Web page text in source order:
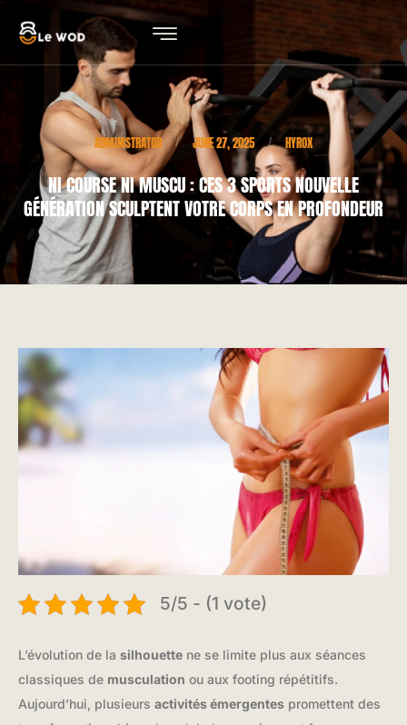
ADMINISTRATOR / JUNE 27, 2025 / HYROX
NI COURSE NI MUSCU : CES 3 SPORTS NOUVELLE
GÉNÉRATION SCULPTENT VOTRE CORPS EN PROFONDEUR
5/5 - (1 vote)
L’évolution de la silhouette ne se limite plus aux séances
classiques de musculation ou aux footing répétitifs.
Aujourd’hui, plusieurs activités émergentes promettent des